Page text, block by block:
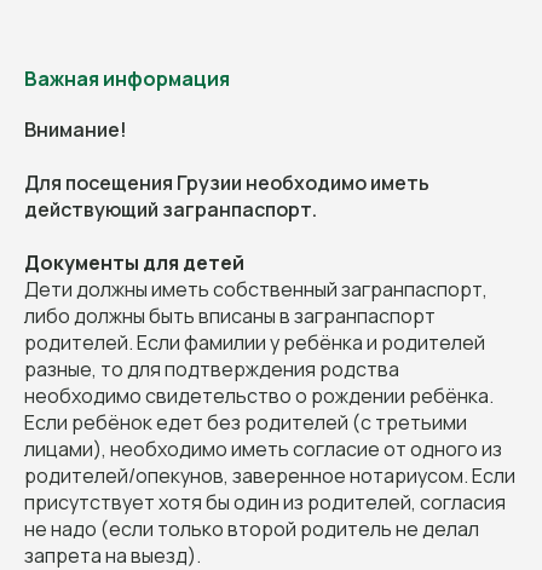
Важная информация
Внимание!
Для посещения Грузии необходимо иметь
действующий загранпаспорт.
Документы для детей
Дети должны иметь собственный загранпаспорт,
либо должны быть вписаны в загранпаспорт
родителей. Если фамилии у ребёнка и родителей
разные, то для подтверждения родства
необходимо свидетельство о рождении ребёнка.
Если ребёнок едет без родителей (с третьими
лицами), необходимо иметь согласие от одного из
родителей/опекунов, заверенное нотариусом. Если
присутствует хотя бы один из родителей, согласия
не надо (если только второй родитель не делал
запрета на выезд).